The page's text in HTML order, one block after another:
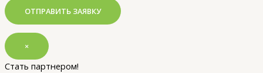
×
Стать партнером!